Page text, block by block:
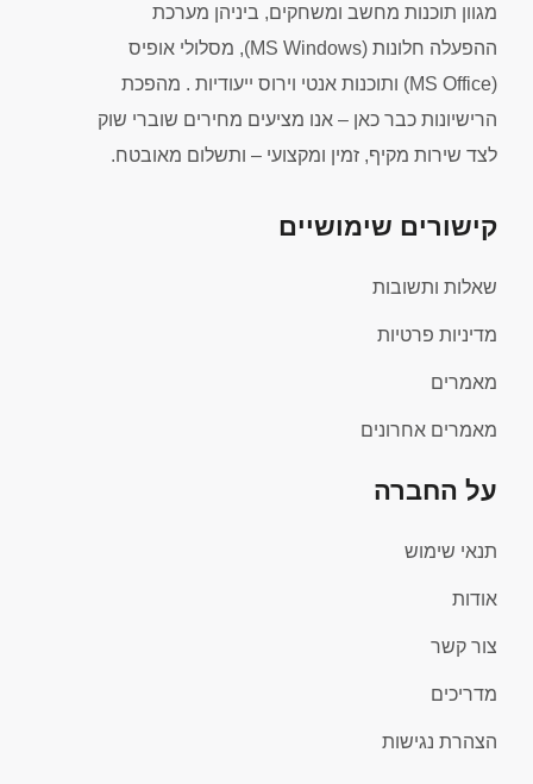
מגוון תוכנות מחשב ומשחקים, ביניהן מערכת
ההפעלה חלונות (MS Windows), מסלולי אופיס
(MS Office) ותוכנות אנטי וירוס ייעודיות . מהפכת
הרישיונות כבר כאן – אנו מציעים מחירים שוברי שוק
לצד שירות מקיף, זמין ומקצועי – ותשלום מאובטח.
קישורים שימושיים
שאלות ותשובות
מדיניות פרטיות
מאמרים
מאמרים אחרונים
על החברה
תנאי שימוש
אודות
צור קשר
מדריכים
הצהרת נגישות